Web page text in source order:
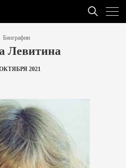
Биографии
Левитина
2021